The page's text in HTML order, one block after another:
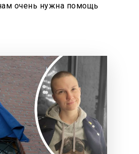
очень нужна помощь